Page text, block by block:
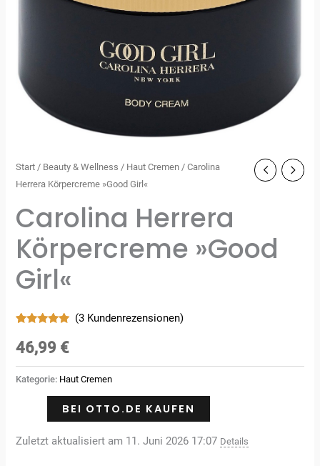
Start / Beauty & Wellness / Haut Cremen / Carolina
Herrera Körpercreme »Good Girl«
Carolina Herrera
Körpercreme »Good
Girl«
mit5.00
von 5,
basierend
auf
Kundenbewertungen
(3 Kundenrezensionen)
46,99 €
Kategorie: Haut Cremen
BEI OTTO.DE KAUFEN
Zuletzt aktualisiert am 11. Juni 2026 17:07 Details